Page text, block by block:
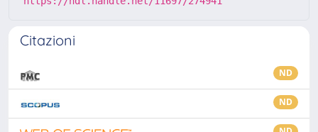
Citazioni
ND
ND